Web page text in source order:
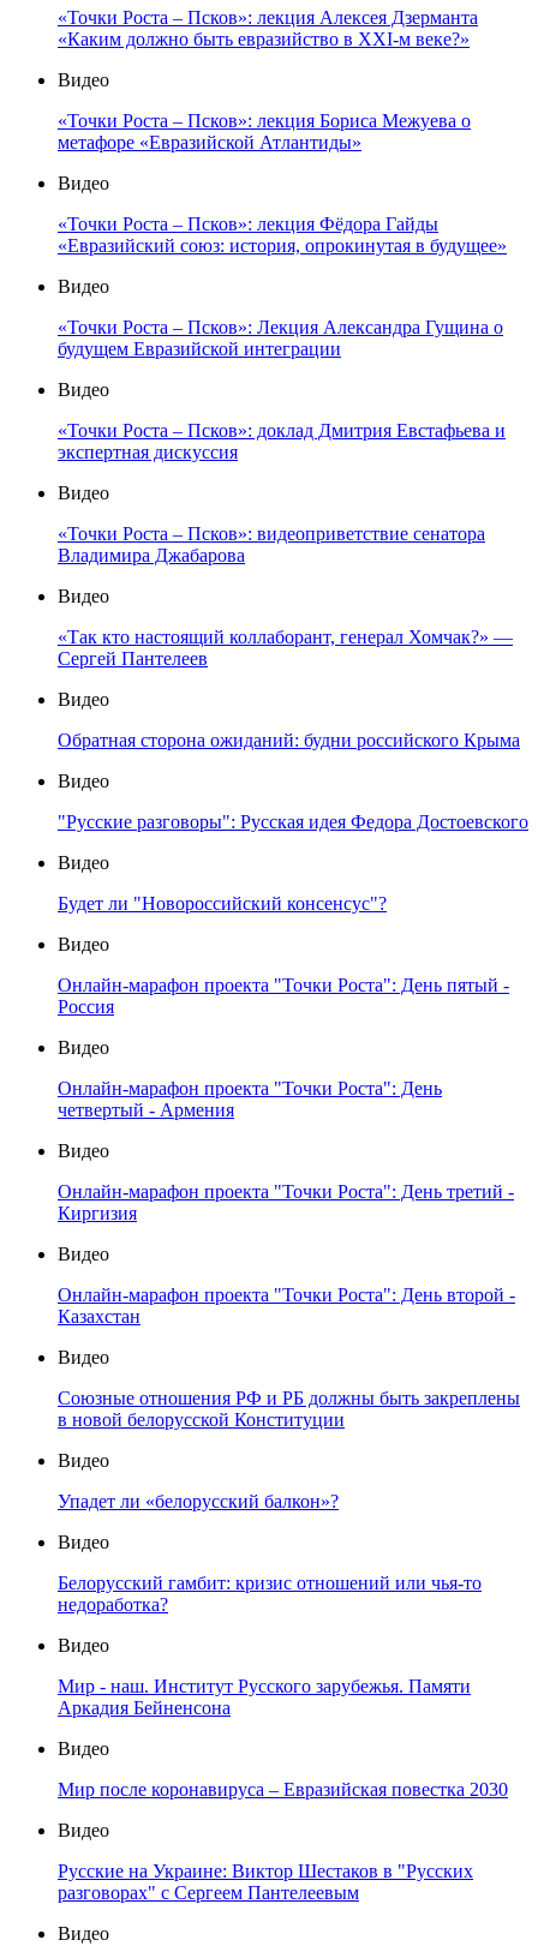
«Точки Роста – Псков»: лекция Алексея Дзерманта
«Каким должно быть евразийство в XXI-м веке?»
Видео
«Точки Роста – Псков»: лекция Бориса Межуева о
метафоре «Евразийской Атлантиды»
Видео
«Точки Роста – Псков»: лекция Фёдора Гайды
«Евразийский союз: история, опрокинутая в будущее»
Видео
«Точки Роста – Псков»: Лекция Александра Гущина о
будущем Евразийской интеграции
Видео
«Точки Роста – Псков»: доклад Дмитрия Евстафьева и
экспертная дискуссия
Видео
«Точки Роста – Псков»: видеоприветствие сенатора
Владимира Джабарова
Видео
«Так кто настоящий коллаборант, генерал Хомчак?» —
Сергей Пантелеев
Видео
Обратная сторона ожиданий: будни российского Крыма
Видео
"Русские разговоры": Русская идея Федора Достоевского
Видео
Будет ли "Новороссийский консенсус"?
Видео
Онлайн-марафон проекта "Точки Роста": День пятый -
Россия
Видео
Онлайн-марафон проекта "Точки Роста": День
четвертый - Армения
Видео
Онлайн-марафон проекта "Точки Роста": День третий -
Киргизия
Видео
Онлайн-марафон проекта "Точки Роста": День второй -
Казахстан
Видео
Союзные отношения РФ и РБ должны быть закреплены
в новой белорусской Конституции
Видео
Упадет ли «белорусский балкон»?
Видео
Белорусский гамбит: кризис отношений или чья-то
недоработка?
Видео
Мир - наш. Институт Русского зарубежья. Памяти
Аркадия Бейненсона
Видео
Мир после коронавируса – Евразийская повестка 2030
Видео
Русские на Украине: Виктор Шестаков в "Русских
разговорах" с Сергеем Пантелеевым
Видео